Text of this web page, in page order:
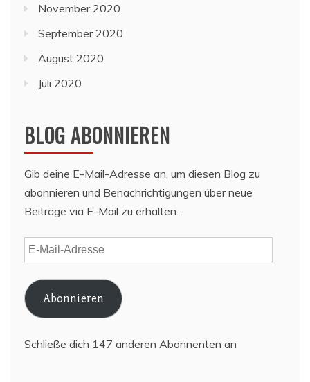
November 2020
September 2020
August 2020
Juli 2020
BLOG ABONNIEREN
Gib deine E-Mail-Adresse an, um diesen Blog zu
abonnieren und Benachrichtigungen über neue
Beiträge via E-Mail zu erhalten.
E-
Mail-
Adresse
Abonnieren
Schließe dich 147 anderen Abonnenten an